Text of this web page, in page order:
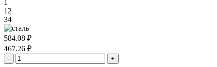
1
12
34
584.08 ₽
467.26 ₽
- +